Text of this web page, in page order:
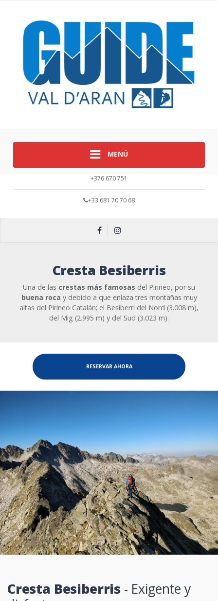
MENÚ
+376 670 751
+33 681 70 70 68
RESERVAR AHORA
Cresta Besiberris
Una de las crestas más famosas del Pirineo, por su
buena roca y debido a que enlaza tres montañas muy
altas del Pirineo Catalán; el Besiberri del Nord (3.008 m),
del Mig (2.995 m) y del Sud (3.023 m).
Cresta Besiberris - Exigente y